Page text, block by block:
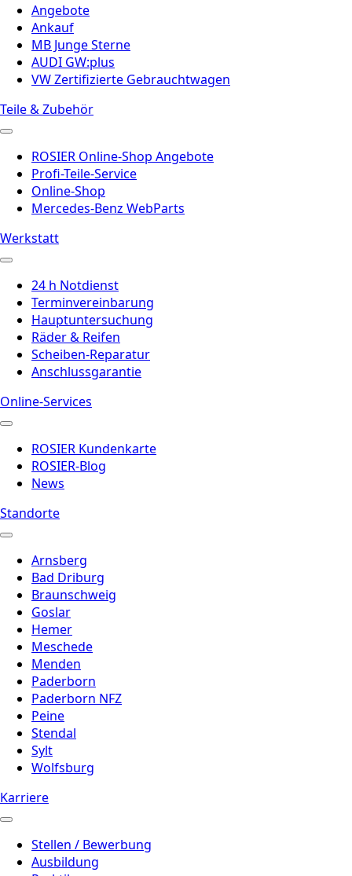
Angebote
Ankauf
MB Junge Sterne
AUDI GW:plus
VW Zertifizierte Gebrauchtwagen
Teile & Zubehör
ROSIER Online-Shop Angebote
Profi-Teile-Service
Online-Shop
Mercedes-Benz WebParts
Werkstatt
24 h Notdienst
Terminvereinbarung
Hauptuntersuchung
Räder & Reifen
Scheiben-Reparatur
Anschlussgarantie
Online-Services
ROSIER Kundenkarte
ROSIER-Blog
News
Standorte
Arnsberg
Bad Driburg
Braunschweig
Goslar
Hemer
Meschede
Menden
Paderborn
Paderborn NFZ
Peine
Stendal
Sylt
Wolfsburg
Karriere
Stellen / Bewerbung
Ausbildung